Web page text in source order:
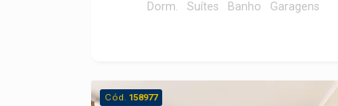
natural e ar condicionado; Ampla sacada
armários planejados e coifa; Área de
Dorm. Suítes Banho Garagens
Cód. 158977